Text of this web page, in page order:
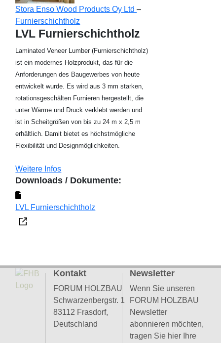
Stora Enso Wood Products Oy Ltd–
Furnierschichtholz
LVL Furnierschichtholz
Laminated Veneer Lumber (Furnierschichtholz)
ist ein modernes Holzprodukt, das für die
Anforderungen des Baugewerbes von heute
entwickelt wurde. Es wird aus 3 mm starken,
rotationsgeschälten Furnieren hergestellt, die
unter Wärme und Druck verklebt werden und
ist in Scheitgrößen von bis zu 24 m x 2,5 m
erhältlich. Damit bietet es höchstmögliche
Flexibilität und Designmöglichkeiten.
Weitere Infos
Downloads / Dokumente:
LVL Furnierschichtholz
Kontakt
FORUM HOLZBAU
Schwarzenbergstr. 1
83112 Frasdorf,
Deutschland
Newsletter
Wenn Sie unseren
FORUM HOLZBAU
Newsletter
abonnieren möchten,
tragen Sie hier Ihre